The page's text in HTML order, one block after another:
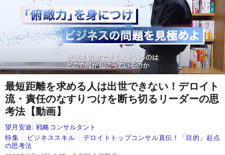
最短距離を求める人は出世できない！デロイト
流・責任のなすりつけを断ち切るリーダーの思
考法【動画】
望月安迪: 戦略コンサルタント
特集
ビジネススキル
デロイトトップコンサル直伝！「目的」起点
の思考法